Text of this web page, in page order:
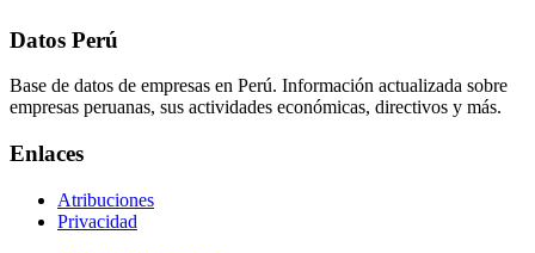
Datos Perú
Base de datos de empresas en Perú. Información actualizada sobre
empresas peruanas, sus actividades económicas, directivos y más.
Enlaces
Atribuciones
Privacidad